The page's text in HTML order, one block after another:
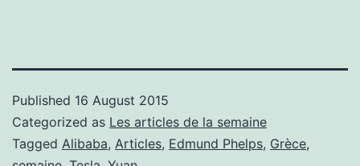
Published 16 August 2015
Categorized as Les articles de la semaine
Tagged Alibaba, Articles, Edmund Phelps, Grèce,